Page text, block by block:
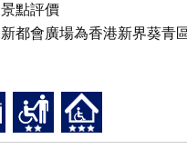
景點評價
新都會廣場為香港新界葵青